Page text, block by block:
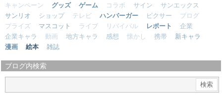
キャンペーン
グッズ ゲーム コラボ サイン
サンエックス
サンリオ
ショップ テレビ ハンバーガー ピクサー
ブログ
プライズ
マスコット ライブ リバイバル レポート
企業
企業キャラ
動画 地方キャラ 感想 懐かし 携帯
新キャラ
漫画
絵本 雑誌
ブログ内検索